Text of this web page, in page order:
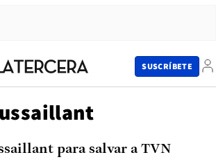
SUSCRÍBETE
para salvar a TVN